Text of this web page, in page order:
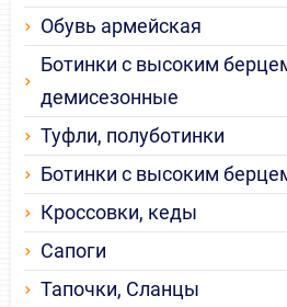
Обувь армейская
Ботинки с высоким
демисезонные
Туфли, полуботинки
Ботинки с высоким
Кроссовки, кеды
Сапоги
Тапочки, Сланцы